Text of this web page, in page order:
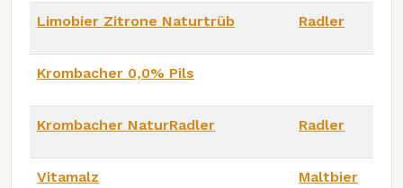
Limobier Zitrone Naturtrüb Radler
Krombacher 0,0% Pils
Krombacher NaturRadler Radler
Vitamalz Maltbier